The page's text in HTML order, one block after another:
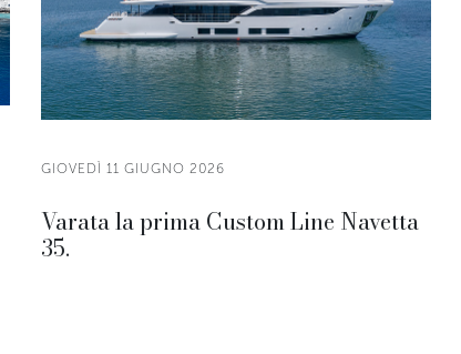
GIOVEDÌ 11 GIUGNO 2026
Varata la prima Custom Line Navetta
35.